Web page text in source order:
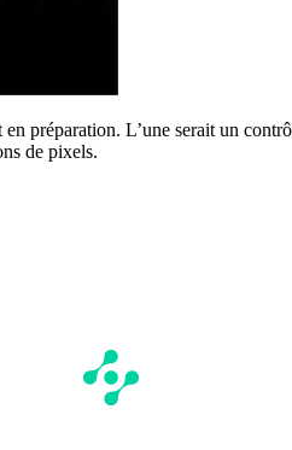
préparation. L’une serait un
de pixels.